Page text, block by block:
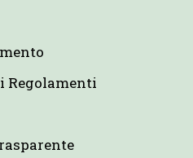
Regolamenti